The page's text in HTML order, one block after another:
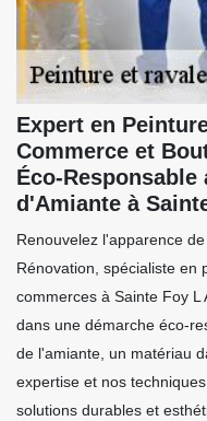
Expert en
Commerce et
Éco-Responsable
d'Amiante à
Renouvelez l'apparence
Rénovation, spécialiste en
commerces à Sainte Foy
dans une démarche éco-
de l'amiante, un matériau
expertise et nos
solutions durables et